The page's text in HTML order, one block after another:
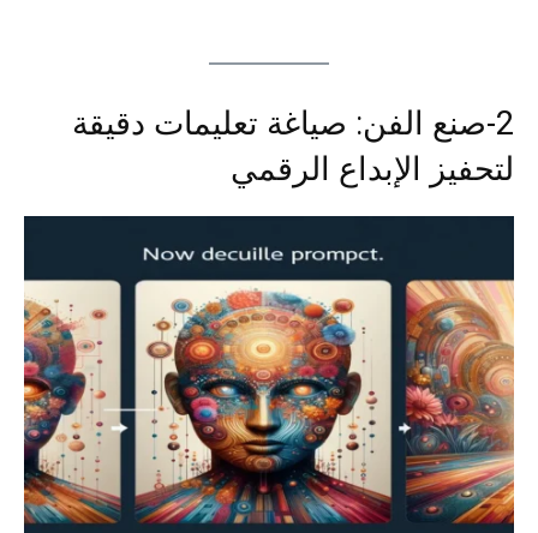
2-صنع الفن: صياغة تعليمات دقيقة
لتحفيز الإبداع الرقمي